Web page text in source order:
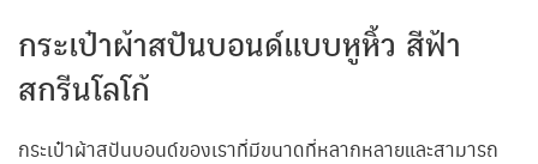
กระเป๋าผ้าสปันบอนด์แบบหูหิ้ว สีฟ้า
สกรีนโลโก้
กระเป๋าผ้าสปันบอนด์ของเราที่มีขนาดที่หลากหลายและสามารถ